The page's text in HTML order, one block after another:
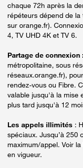
chaque 72h après la
répéteurs dépend de
sur orange.fr).
4, TV UHD 4K et TV 6.
Partage de connexion :
métropolitaine, sous
réseaux.orange.fr),
rendez-vous ou Fibre.
valable jusqu'à la mise
plus tard jusqu'à 12
Les appels illimités :
spéciaux. Jusqu’à 250
maximum/appel. Voir
en vigueur.